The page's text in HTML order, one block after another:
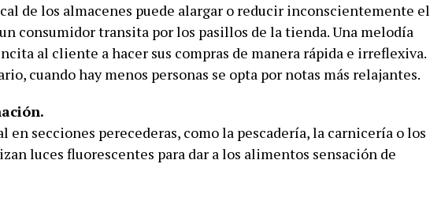
de los almacenes puede alargar o reducir inconscientemente el
consumidor transita por los pasillos de la tienda. Una melodía
al cliente a hacer sus compras de manera rápida e irreflexiva.
cuando hay menos personas se opta por notas más relajantes.
en secciones perecederas, como la pescadería, la carnicería o los
luces fluorescentes para dar a los alimentos sensación de